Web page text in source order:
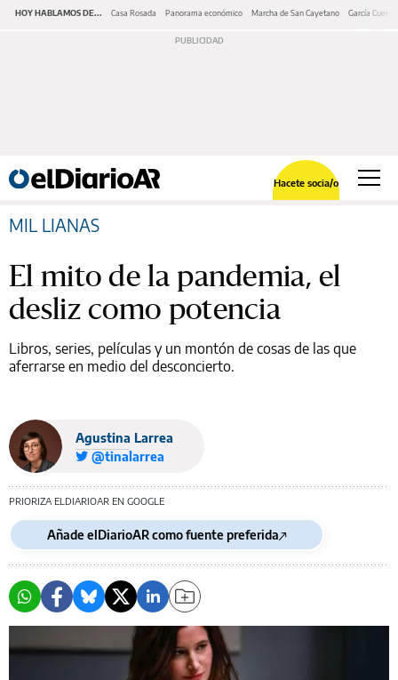
HOY HABLAMOS DE... Casa Rosada Panorama económico Marcha de San Cayetano García Cuerva
Hacete socia/o
MIL LIANAS
El mito de la pandemia, el
desliz como potencia
Libros, series, películas y un montón de cosas de las que
aferrarse en medio del desconcierto.
Agustina Larrea
@tinalarrea
PRIORIZA ELDIARIOAR EN GOOGLE
Añade elDiarioAR como fuente preferida